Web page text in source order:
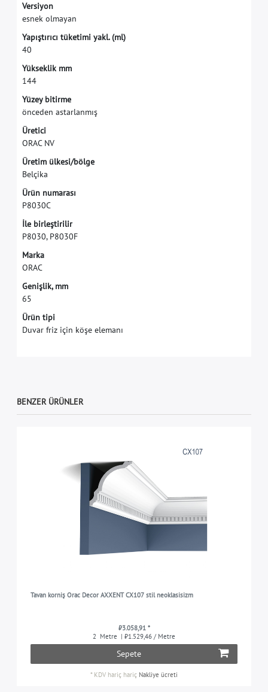
Versiyon
esnek olmayan
Yapıştırıcı tüketimi yakl. (ml)
40
Yükseklik mm
144
Yüzey bitirme
önceden astarlanmış
Üretici
ORAC NV
Üretim ülkesi/bölge
Belçika
Ürün numarası
P8030C
İle birleştirilir
P8030, P8030F
Marka
ORAC
Genişlik, mm
65
Ürün tipi
Duvar friz için köşe elemanı
BENZER ÜRÜNLER
Tavan korniş Orac Decor AXXENT CX107 stil neoklasisizm
₺3.058,91 *
2 Metre | ₺1.529,46 / Metre
Sepete
* KDV hariç hariç Nakliye ücreti